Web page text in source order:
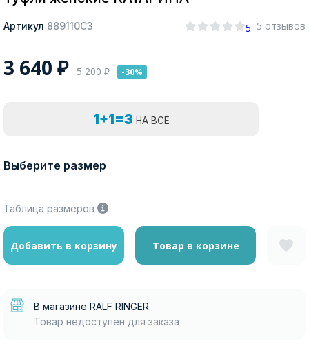
Артикул 889110СЗ 5 5 отзывов
3 640 ₽ 5 200₽ -30%
1+1=3 НА ВСЁ
Выберите размер
Таблица размеров
Добавить в корзину Товар в корзине
В магазине RALF RINGER
Товар недоступен для заказа